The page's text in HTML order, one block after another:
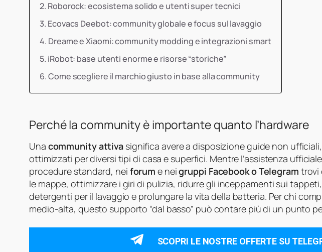
Roborock: ecosistema solido e utenti super tecnici
Ecovacs Deebot: community globale e focus sul lavaggio
Dreame e Xiaomi: community modding e integrazioni smart
iRobot: base utenti enorme e risorse “storiche”
Come scegliere il marchio giusto in base alla community
Perché la community è importante quanto l’hardware
Una community attiva significa avere a disposizione guide non
ottimizzati per diversi tipi di casa e superfici. Mentre l’assistenza
procedure standard, nei forum e neigruppi Facebook o Telegram trovi
le mappe, ottimizzare i giri di pulizia, ridurre gli inceppamenti sui
detergenti per il lavaggio e prolungare la vita della batteria. Per chi
medio‑alta, questo supporto “dal basso” può contare più di un punto
SCOPRI LE NOSTRE OFFERTE SU